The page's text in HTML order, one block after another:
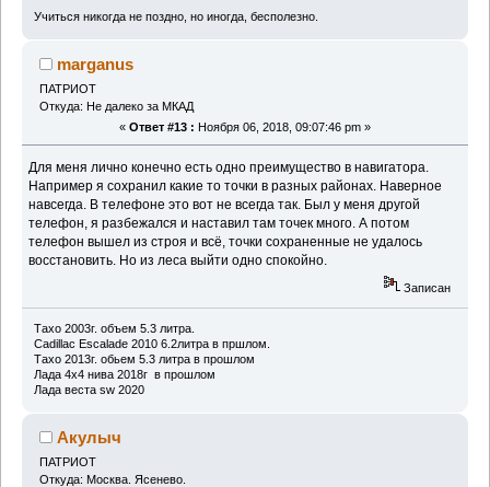
Учиться никогда не поздно, но иногда, бесполезно.
marganus
ПАТРИОТ
Откуда: Не далеко за МКАД
« Ответ #13 : Ноября 06, 2018, 09:07:46 pm »
Для меня лично конечно есть одно преимущество в навигатора.
Например я сохранил какие то точки в разных районах. Наверное
навсегда. В телефоне это вот не всегда так. Был у меня другой
телефон, я разбежался и наставил там точек много. А потом
телефон вышел из строя и всё, точки сохраненные не удалось
восстановить. Но из леса выйти одно спокойно.
Записан
Тахо 2003г. объем 5.3 литра.
Cadillac Escalade 2010 6.2литра в пршлом.
Тахо 2013г. обьем 5.3 литра в прошлом
Лада 4х4 нива 2018г в прошлом
Лада веста sw 2020
Акулыч
ПАТРИОТ
Откуда: Москва. Ясенево.